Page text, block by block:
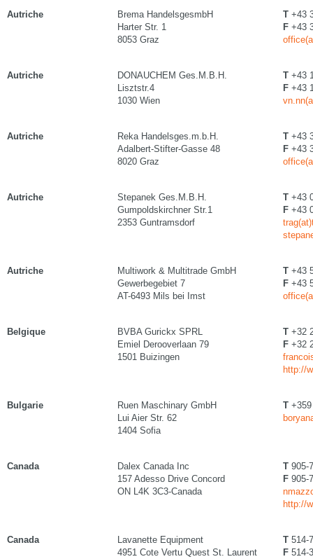
Autriche
Brema HandelsgesmbH
Harter Str. 1
8053 Graz
T +43
F +43
Autriche
DONAUCHEM Ges.M.B.H.
Lisztstr.4
1030 Wien
T +43
F +43
Autriche
Reka Handelsges.m.b.H.
Adalbert-Stifter-Gasse 48
8020 Graz
T +43
F +43
Autriche
Stepanek Ges.M.B.H.
Gumpoldskirchner Str.1
2353 Guntramsdorf
T +43
F +43
Autriche
Multiwork & Multitrade GmbH
Gewerbegebiet 7
AT-6493 Mils bei Imst
T +43
F +43
Belgique
BVBA Gurickx SPRL
Emiel Derooverlaan 79
1501 Buizingen
T +32
F +32
http://
Bulgarie
Ruen Maschinary GmbH
Lui Aier Str. 62
1404 Sofia
T
Canada
Dalex Canada Inc
157 Adesso Drive Concord
ON L4K 3C3-Canada
T 905-
F 905-
http://
Canada
Lavanette Equipment
4951 Cote Vertu Quest St. Laurent
T 514-
F 514-